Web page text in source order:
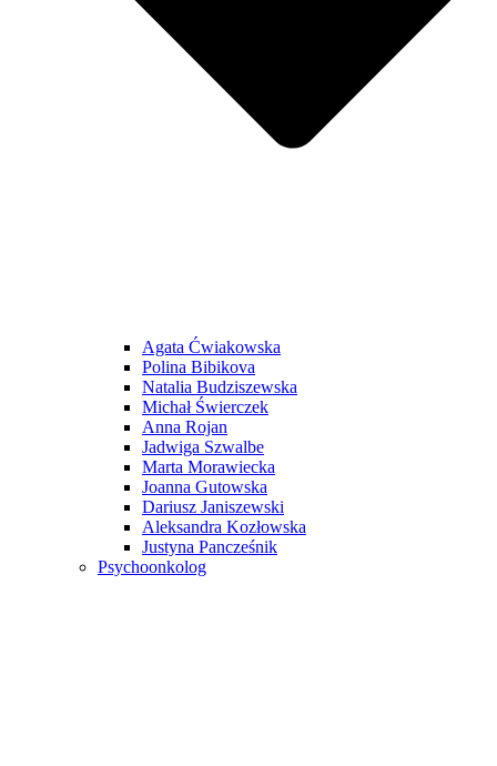
Agata Ćwiakowska
Polina Bibikova
Natalia Budziszewska
Michał Świerczek
Anna Rojan
Jadwiga Szwalbe
Marta Morawiecka
Joanna Gutowska
Dariusz Janiszewski
Aleksandra Kozłowska
Justyna Pancześnik
Psychoonkolog